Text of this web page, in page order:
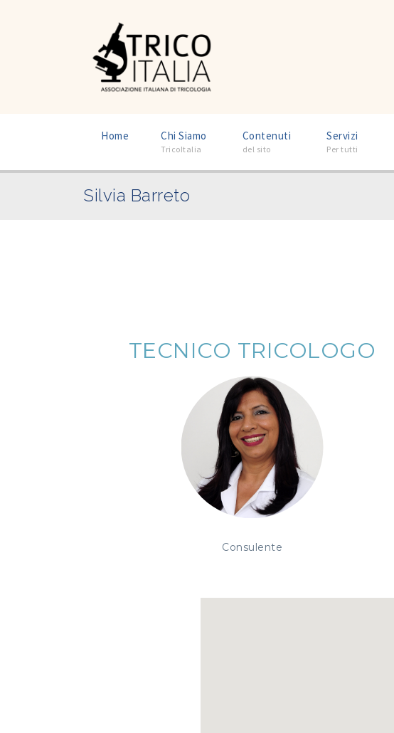
Home Chi Siamo
TricoItalia
Contenuti
del sito
Servizi
Per tutti
Silvia Barreto
TECNICO TRICOLOGO
Consulente